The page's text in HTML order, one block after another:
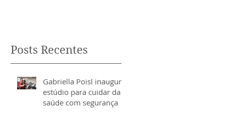
Posts Recentes
Gabriella Poisl inaugura
estúdio para cuidar da
saúde com segurança